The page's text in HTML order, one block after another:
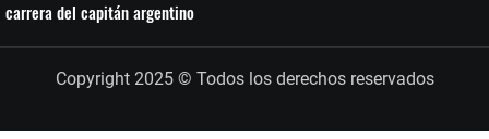
carrera del capitán argentino
Copyright 2025 © Todos los derechos reservados